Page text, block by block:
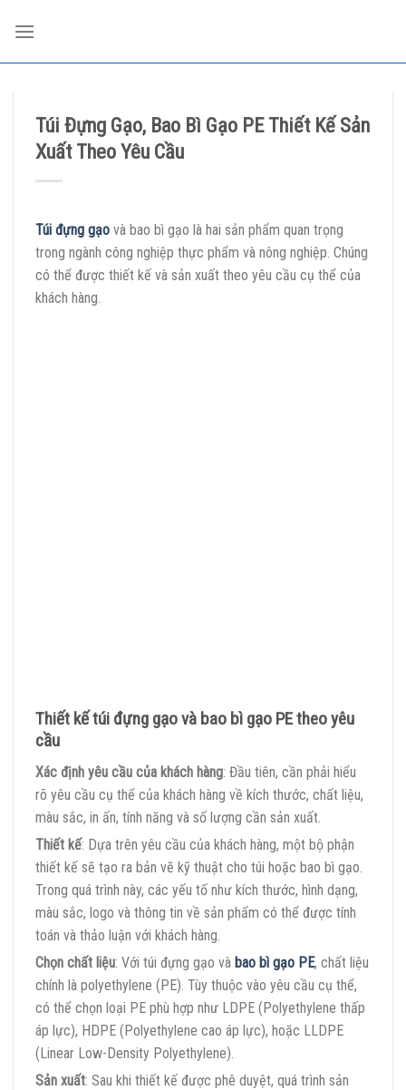
Túi Đựng Gạo, Bao Bì Gạo PE Thiết Kế Sản
Xuất Theo Yêu Cầu
Túi đựng gạo và bao bì gạo là hai sản phẩm quan trọng
trong ngành công nghiệp thực phẩm và nông nghiệp. Chúng
có thể được thiết kế và sản xuất theo yêu cầu cụ thể của
khách hàng.
Thiết kế túi đựng gạo và bao bì gạo PE theo yêu
cầu
Xác định yêu cầu của khách hàng: Đầu tiên, cần phải hiểu
rõ yêu cầu cụ thể của khách hàng về kích thước, chất liệu,
màu sắc, in ấn, tính năng và số lượng cần sản xuất.
Thiết kế: Dựa trên yêu cầu của khách hàng, một bộ phận
thiết kế sẽ tạo ra bản vẽ kỹ thuật cho túi hoặc bao bì gạo.
Trong quá trình này, các yếu tố như kích thước, hình dạng,
màu sắc, logo và thông tin về sản phẩm có thể được tính
toán và thảo luận với khách hàng.
Chọn chất liệu: Với túi đựng gạo và bao bì gạo PE, chất liệu
chính là polyethylene (PE). Tùy thuộc vào yêu cầu cụ thể,
có thể chọn loại PE phù hợp như LDPE (Polyethylene thấp
áp lực), HDPE (Polyethylene cao áp lực), hoặc LLDPE
(Linear Low-Density Polyethylene).
Sản xuất: Sau khi thiết kế được phê duyệt, quá trình sản